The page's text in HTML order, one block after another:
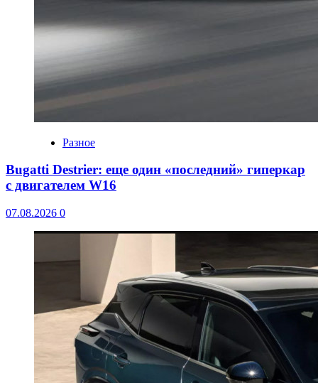
Разное
Bugatti Destrier: еще один «последний» гиперкар
с двигателем W16
07.08.2026 0